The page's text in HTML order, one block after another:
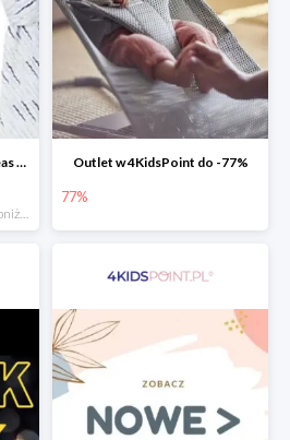
Otulacze Muślinowe High seas 4 szt.
*najniższa cena z 30 dni przed obniżką
Outlet w 4KidsPoint do -77%
77%